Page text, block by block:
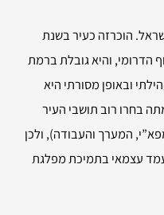
הוכרזה כעיר בשנת
הדרומי, והיא גובלת ברמת
ובאופן מסורתי היא
בחרו רוב תושבי העיר
המערך והעבודה), ולכן
ב-2007 נבחר מועמד עצמאי בתמיכת מפלגת